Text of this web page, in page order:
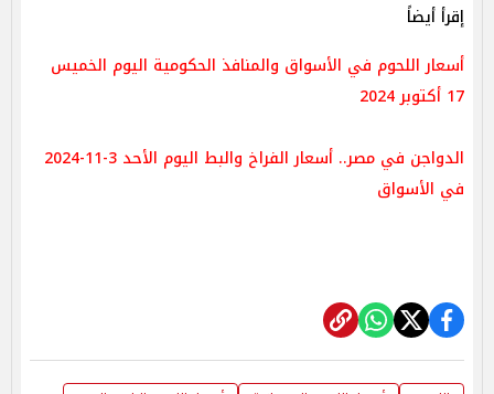
إقرأ أيضاً
أسعار اللحوم في الأسواق والمنافذ الحكومية اليوم الخميس
17 أكتوبر 2024
الدواجن في مصر.. أسعار الفراخ والبط اليوم الأحد 3-11-2024
في الأسواق